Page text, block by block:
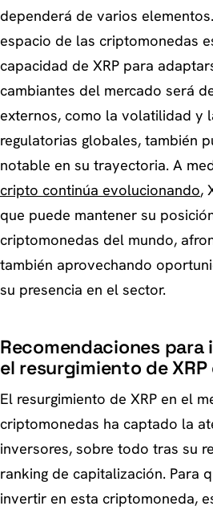
dependerá de varios
espacio de las criptomonedas
capacidad de XRP para
cambiantes del mercado será
externos, como la volatilidad y
regulatorias globales, también
notable en su trayectoria. A
cripto continúa evolucionando,
que puede mantener su
criptomonedas del mundo,
también aprovechando
su presencia en el sector.
Recomendaciones para
el resurgimiento de
El resurgimiento de XRP en el
criptomonedas ha captado la
inversores, sobre todo tras su
ranking de capitalización. Para
invertir en esta criptomoneda,